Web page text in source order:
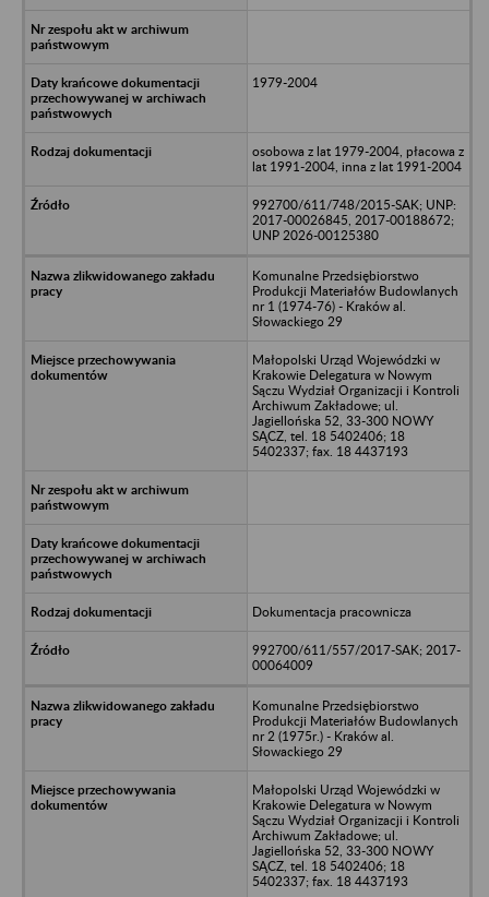
1979-2004
osobowa z lat 1979-2004, płacowa z
lat 1991-2004, inna z lat 1991-2004
992700/611/748/2015-SAK; UNP:
2017-00026845, 2017-00188672;
UNP 2026-00125380
Komunalne Przedsiębiorstwo
Produkcji Materiałów Budowlanych
nr 1 (1974-76) - Kraków al.
Słowackiego 29
Małopolski Urząd Wojewódzki w
Krakowie Delegatura w Nowym
Sączu Wydział Organizacji i Kontroli
Archiwum Zakładowe; ul.
Jagiellońska 52, 33-300 NOWY
SĄCZ, tel. 18 5402406; 18
5402337; fax. 18 4437193
Dokumentacja pracownicza
992700/611/557/2017-SAK; 2017-
00064009
Komunalne Przedsiębiorstwo
Produkcji Materiałów Budowlanych
nr 2 (1975r.) - Kraków al.
Słowackiego 29
Małopolski Urząd Wojewódzki w
Krakowie Delegatura w Nowym
Sączu Wydział Organizacji i Kontroli
Archiwum Zakładowe; ul.
Jagiellońska 52, 33-300 NOWY
SĄCZ, tel. 18 5402406; 18
5402337; fax. 18 4437193